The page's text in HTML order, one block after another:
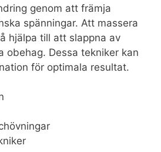
genom att främja
spänningar. Att massera
hjälpa till att slappna av
obehag. Dessa tekniker kan
för optimala resultat.